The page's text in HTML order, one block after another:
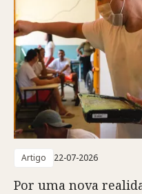
Artigo 22-07-2026
Por uma nova